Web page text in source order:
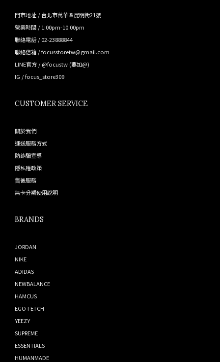
門市地址 / 台北市萬華區昆明街21號
營業時間 / 1:00pm-10:00pm
聯絡電話 / 02-23888844
聯絡信箱 / focusstoretw@gmail.com
LINE官方 / @focustw (要加@)
IG /focus_store309
CUSTOMER SERVICE
關於我們
運送服務方式
防詐騙宣導
隱私權政策
售後服務
無卡分期使用說明
BRANDS
JORDAN
NIKE
ADIDAS
NEWBALANCE
HAMCUS
EGO FETCH
YEEZY
SUPREME
ESSENTIALS
HUMANMADE